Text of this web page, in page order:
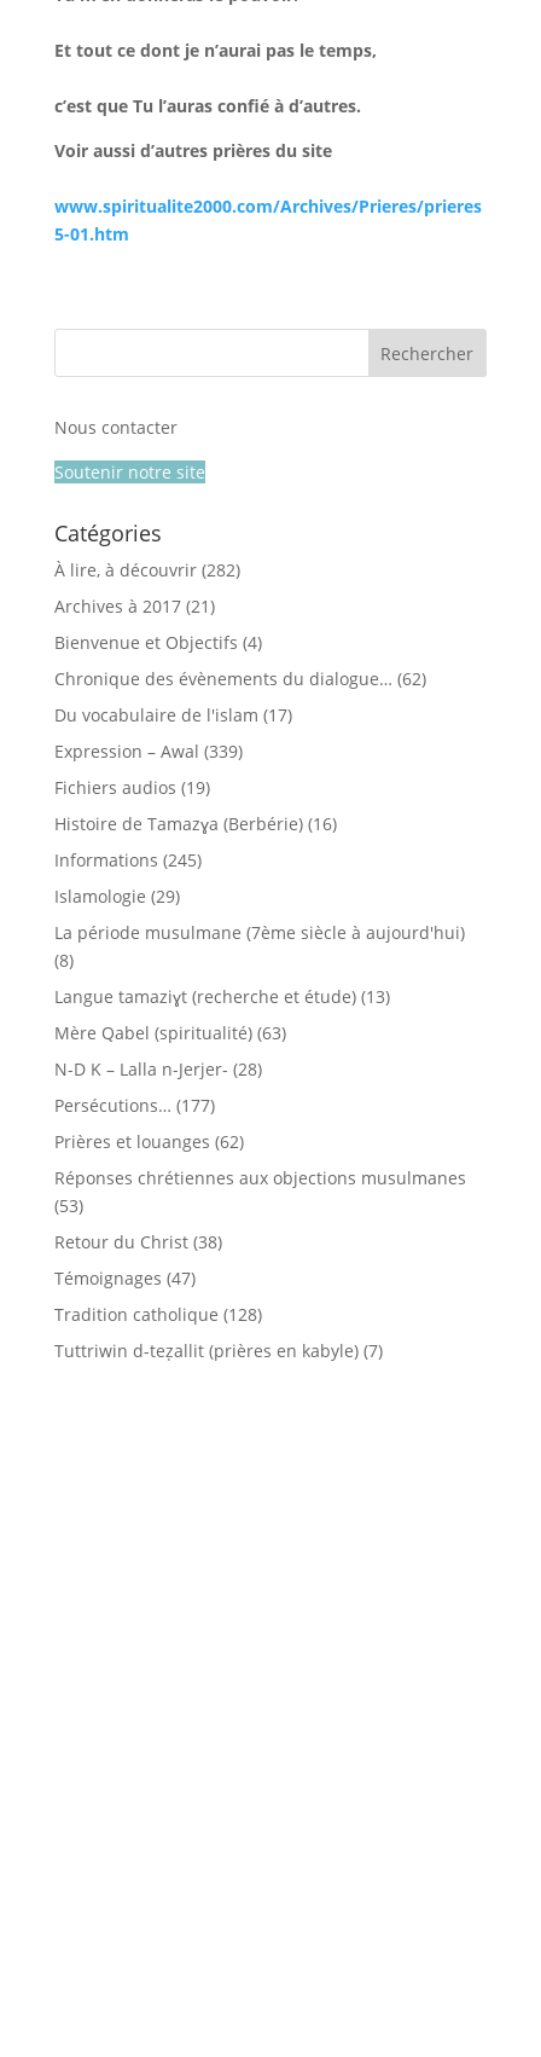
Et tout ce dont je n’aurai pas le temps,
c’est que Tu l’auras confié à d’autres.
Voir aussi d’autres prières du site
www.spiritualite2000.com/Archives/Prieres/prieres
5-01.htm
Nous contacter
Soutenir notre site
Catégories
À lire, à découvrir(282)
Archives à 2017(21)
Bienvenue et Objectifs (4)
Chronique des évènements du dialogue… (62)
Du vocabulaire de l'islam (17)
Expression – Awal (339)
Fichiers audios (19)
Histoire de Tamazɣa (Berbérie)(16)
Informations (245)
Islamologie (29)
La période musulmane (7ème siècle à aujourd'hui)
(8)
Langue tamaziɣt (recherche et étude)(13)
Mère Qabel (spiritualité)(63)
N-D K – Lalla n-Jerjer- (28)
Persécutions… (177)
Prières et louanges (62)
Réponses chrétiennes aux objections musulmanes
(53)
Retour du Christ(38)
Témoignages (47)
Tradition catholique (128)
Tuttriwin d-teẓallit (prières en kabyle)(7)